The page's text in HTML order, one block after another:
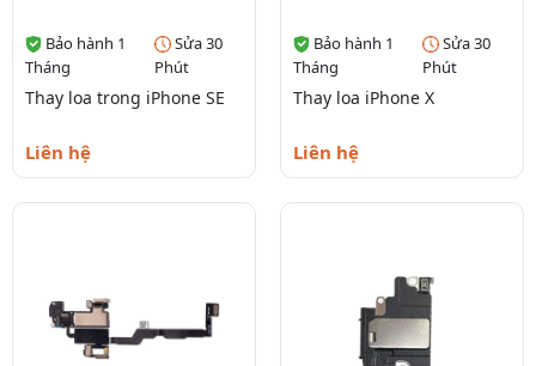
Bảo hành 1
Tháng
Sửa 30
Phút
Thay loa trong iPhone SE
Liên hệ
Bảo hành 1
Tháng
Sửa 30
Phút
Thay loa iPhone X
Liên hệ